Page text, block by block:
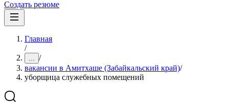
Создать резюме
Главная
/
... /
вакансии в Амитхаше (Забайкальский край)/
уборщица служебных помещений